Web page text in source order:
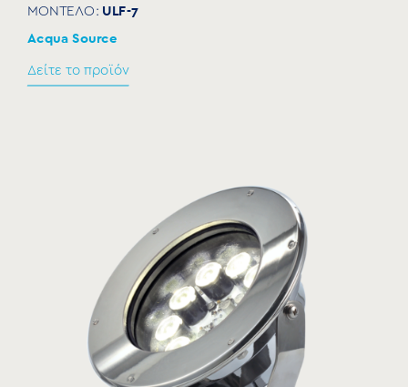
ΜΟΝΤΕΛΟ: ULF-7
Acqua Source
Δείτε το προϊόν